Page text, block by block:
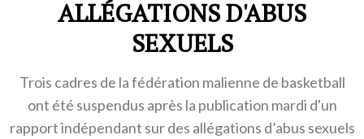
ALLÉGATIONS D'ABUS
SEXUELS
Trois cadres de la fédération malienne de basketball
ont été suspendus après la publication mardi d'un
rapport indépendant sur des allégations d’abus sexuels